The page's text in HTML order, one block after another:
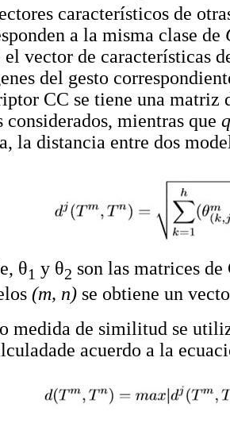
característicos de
a la misma clase de
el vector de características
del gesto
CC se tiene una matriz
considerados, mientras que q
la distancia entre dos
θ1 y θ2 son las matrices
(m, n) se obtiene un
medida de similitud se
acuerdo a la